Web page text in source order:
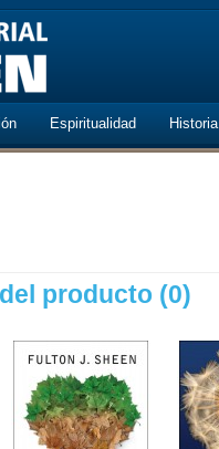
Espiritualidad Historia
producto (0)